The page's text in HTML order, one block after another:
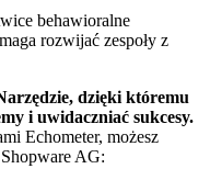
behawioralne
rozwijać zespoły z
dzięki któremu
i uwidaczniać sukcesy.
Echometer, możesz
AG: